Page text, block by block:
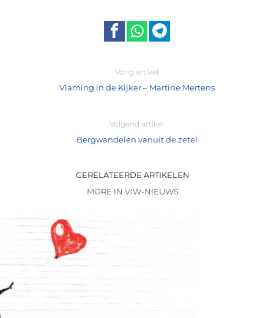
Vorig artikel
Vlaming in de Kijker – Martine Mertens
Volgend artikel
Bergwandelen vanuit de zetel
GERELATEERDE ARTIKELEN
MORE IN VIW-NIEUWS